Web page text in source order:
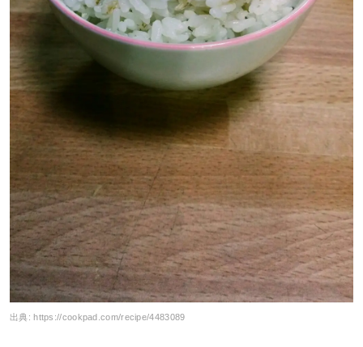
出典:https://cookpad.com/recipe/4483089